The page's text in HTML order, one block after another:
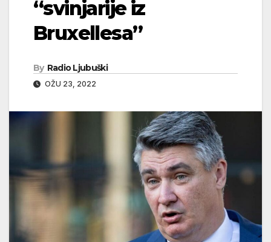
“svinjarije iz
Bruxellesa”
By Radio Ljubuški
OŽU 23, 2022